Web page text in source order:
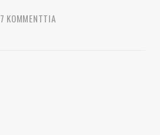
7 KOMMENTTIA